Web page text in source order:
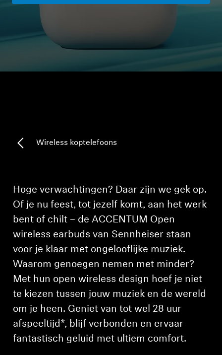
Koptelefoononderdelen en accessoires
Soundbars
Ontdek AMBEO
AMBEO-onderdelen en accessoires
Ontdekken
Over ons
Wireless koptelefoons
Hoge verwachtingen? Daar zijn we gek op.
Of je nu feest, tot jezelf komt, aan het werk
bent of chilt – de ACCENTUM Open
wireless earbuds van Sennheiser staan
voor je klaar met ongelooflijke muziek.
Waarom genoegen nemen met minder?
Met hun open wireless design hoef je niet
te kiezen tussen jouw muziek en de wereld
om je heen. Geniet van tot wel 28 uur
afspeeltijd*, blijf verbonden en ervaar
fantastisch geluid met ultiem comfort.